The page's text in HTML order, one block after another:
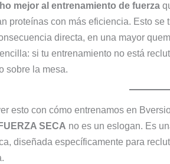
mejor al entrenamiento de fuerza
proteínas con más eficiencia. Esto
directa, en una mayor
si tu entrenamiento no está
sobre la mesa.
esto con cómo entrenamos en
FUERZA SECA no es un eslogan. Es
diseñada específicamente para